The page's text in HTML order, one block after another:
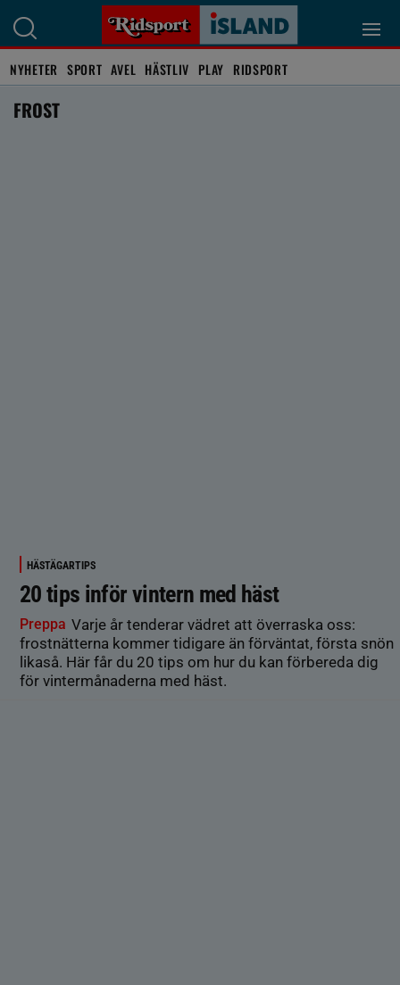
NYHETER SPORT AVEL HÄSTLIV PLAY RIDSPORT
FROST
HÄSTÄGARTIPS
20 tips inför vintern med häst
Preppa Varje år tenderar vädret att överraska oss:
frostnätterna kommer tidigare än förväntat, första snön
likaså. Här får du 20 tips om hur du kan förbereda dig
för vintermånaderna med häst.